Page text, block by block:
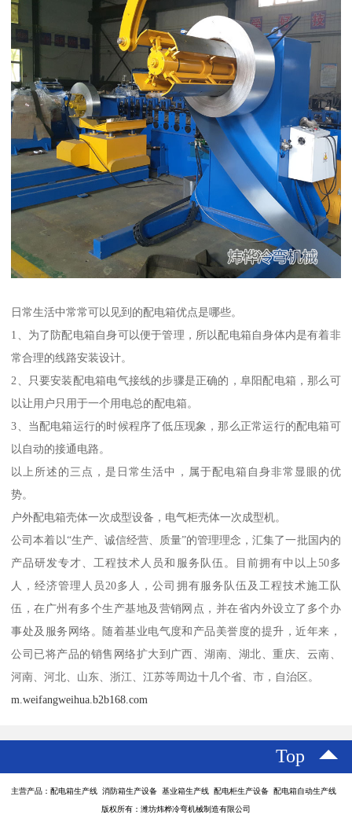
日常生活中常常可以见到的配电箱优点是哪些。
1、为了防配电箱自身可以便于管理，所以配电箱自身体内是有着非
常合理的线路安装设计。
2、只要安装配电箱电气接线的步骤是正确的，阜阳配电箱，那么可
以让用户只用于一个用电总的配电箱。
3、当配电箱运行的时候程序了低压现象，那么正常运行的配电箱可
以自动的接通电路。
以上所述的三点，是日常生活中，属于配电箱自身非常显眼的优
势。
户外配电箱壳体一次成型设备，电气柜壳体一次成型机。
公司本着以“生产、诚信经营、质量”的管理理念，汇集了一批国内的
产品研发专才、工程技术人员和服务队伍。目前拥有中以上50多
人，经济管理人员20多人，公司拥有服务队伍及工程技术施工队
伍，在广州有多个生产基地及营销网点，并在省内外设立了多个办
事处及服务网络。随着基业电气度和产品美誉度的提升，近年来，
公司已将产品的销售网络扩大到广西、湖南、湖北、重庆、云南、
河南、河北、山东、浙江、江苏等周边十几个省、市，自治区。
m.weifangweihua.b2b168.com
Top
主营产品：配电箱生产线 消防箱生产设备 基业箱生产线 配电柜生产设备 配电箱自动生产线
版权所有：潍坊炜桦冷弯机械制造有限公司